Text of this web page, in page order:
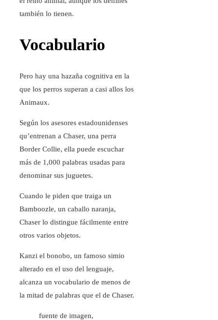
también lo tienen.
Vocabulario
Pero hay una hazaña cognitiva en la
que los perros superan a casi allos los
Animaux.
Según los asesores estadounidenses
qu’entrenan a Chaser, una perra
Border Collie, ella puede escuchar
más de 1,000 palabras usadas para
denominar sus juguetes.
Cuando le piden que traiga un
Bamboozle, un caballo naranja,
Chaser lo distingue fácilmente entre
otros varios objetos.
Kanzi el bonobo, un famoso simio
alterado en el uso del lenguaje,
alcanza un vocabulario de menos de
la mitad de palabras que el de Chaser.
fuente de imagen,